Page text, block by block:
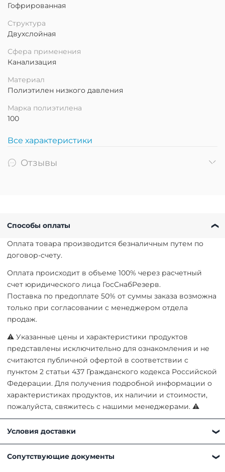
Гофрированная
Структура
Двухслойная
Сфера применения
Канализация
Материал
Полиэтилен низкого давления
Марка полиэтилена
100
Все характеристики
Отзывы
Способы оплаты
Оплата товара производится безналичным путем по
договор-счету.
Оплата происходит в объеме 100% через расчетный
счет юридического лица ГосСнабРезерв.
Поставка по предоплате 50% от суммы заказа возможна
только при согласовании с менеджером отдела
продаж.
⚠ Указанные цены и характеристики продуктов
представлены исключительно для ознакомления и не
считаются публичной офертой в соответствии с
пунктом 2 статьи 437 Гражданского кодекса Российской
Федерации. Для получения подробной информации о
характеристиках продуктов, их наличии и стоимости,
пожалуйста, свяжитесь с нашими менеджерами. ⚠
Условия доставки
способом:
Сопутствующие документы